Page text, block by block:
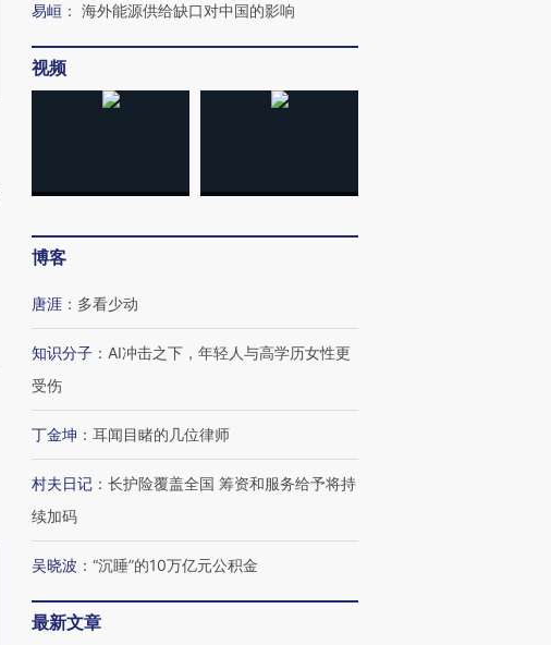
易峘 ： 海外能源供给缺口对中国的影响
视频
博客
唐涯 ： 多看少动
知识分子 ： AI冲击之下，年轻人与高学历女性更
受伤
丁金坤 ： 耳闻目睹的几位律师
村夫日记 ： 长护险覆盖全国 筹资和服务给予将持
续加码
吴晓波 ： “沉睡”的10万亿元公积金
最新文章